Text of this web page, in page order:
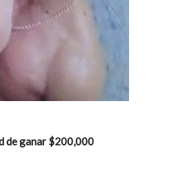
de ganar $200,000